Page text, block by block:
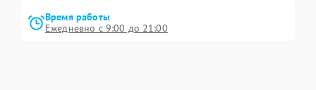
Время работы
Ежедневно с 9:00 до 21:00